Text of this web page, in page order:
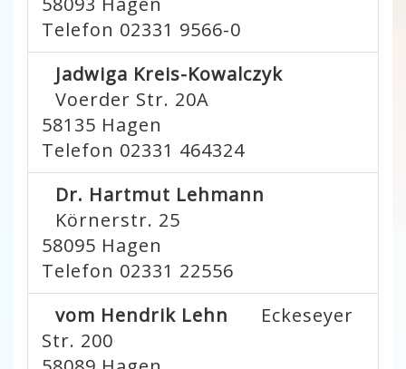
Telefon 02331 9566-0
Jadwiga Kreis-Kowalczyk
Voerder Str. 20A
58135 Hagen
Telefon 02331 464324
Dr. Hartmut Lehmann
Körnerstr. 25
58095 Hagen
Telefon 02331 22556
vom Hendrik Lehn
Eckeseyer
Str. 200